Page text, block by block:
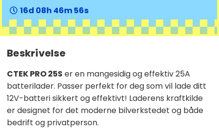
16
08 46 56
Beskrivelse
CTEK PRO 25S er en mangesidig og effektiv 25A
batterilader. Passer perfekt for deg som vil lade ditt
12V-batteri sikkert og effektivt! Laderens kraftkilde
er designet for det moderne bilverkstedet og både
bedrift og privatperson.